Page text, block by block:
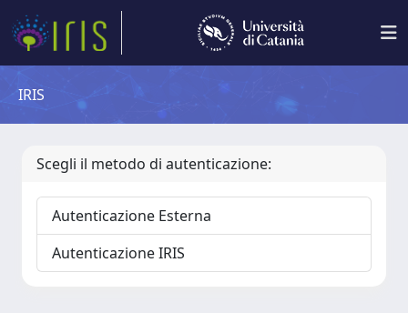
IRIS
Scegli il metodo di autenticazione:
Autenticazione Esterna
Autenticazione IRIS